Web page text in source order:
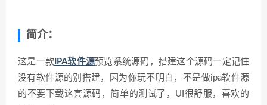
简介：
这是一款 IPA软件源预览系统源码，搭建这个源码一定记住
没有软件源的别搭建，因为你玩不明白，不是做ipa软件源
的不要下载这套源码，简单的测试了，UI很舒服，喜欢的